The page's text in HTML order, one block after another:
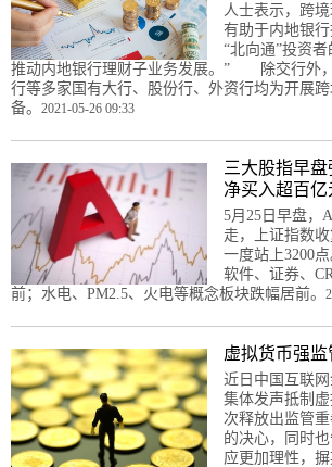
人士表示，跨
有助于内地银行
“北向通”投资
推动内地银行理财子业务发展。” 除交行外
行等多家国有大行、股份行、外资行均为开展
备。 2021-05-26 09:33
三大股指早
净买入超百亿
5月25日早盘，
走，上证指数
一度站上3200
软件、证券、
前；水电、PM2.5、火电等概念板块跌幅居前。
虚拟货币强
近日中国互联
集体发声抵制
次释放出监管
的决心，同时
应更加理性，摒